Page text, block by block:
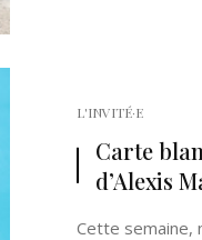
L'INVITÉ·E
Carte
d’Alexis
Cette semaine,
Né un 2 juillet : André